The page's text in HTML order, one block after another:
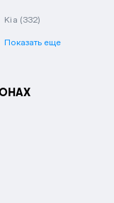
Kia (332)
Показать еще